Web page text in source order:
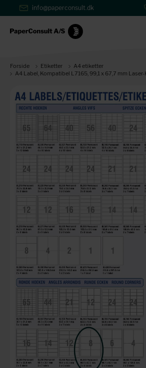
info@paperconsult.dk
Forside Etiketter
A4 etiketter
A4 Label, Kompatibel L7165, 99,1 x 67,7 mm